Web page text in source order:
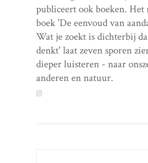
publiceert ook boeken. Het
boek 'De eenvoud van
Wat je zoekt is dichterbij
denkt' laat zeven sporen
dieper luisteren - naar
anderen en natuur.